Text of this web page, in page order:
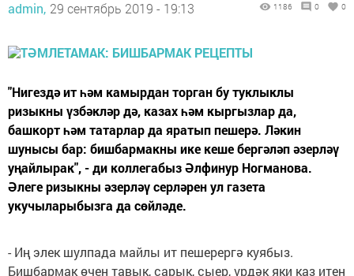
admin, 29 сентябрь 2019 - 19:13 1186 0 0
"Нигездә ит һәм камырдан торган бу туклыклы
ризыкны үзбәкләр дә, казах һәм кыргызлар да,
башкорт һәм татарлар да яратып пешерә. Ләкин
шунысы бар: бишбармакны ике кеше бергәләп әзерләү
уңайлырак", - ди коллегабыз Әлфинур Ногманова.
Әлеге ризыкны әзерләү серләрен ул газета
укучыларыбызга да сөйләде.
- Иң элек шулпада майлы ит пешерергә куябыз.
Бишбармак өчен тавык, сарык, сыер, үрдәк яки каз итен